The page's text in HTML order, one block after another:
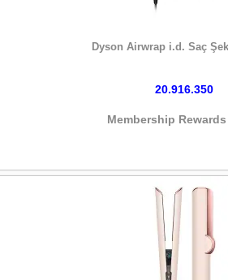
Dyson Airwrap i.d. Saç
20.916.350
Membership Rewards